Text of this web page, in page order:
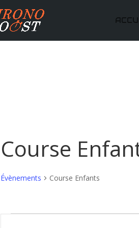
Course
Évènements Course Enfants
Évènements
Recherche